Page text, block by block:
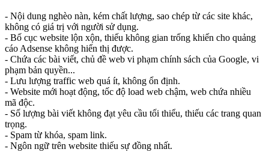
- Nội dung nghèo nàn, kém chất lượng, sao chép từ các site khác,
không có giá trị với người sử dụng.
- Bố cục website lộn xộn, thiếu không gian trống khiến cho quảng
cáo Adsense không hiển thị được.
- Chứa các bài viết, chủ đề web vi phạm chính sách của Google, vi
phạm bản quyền...
- Lưu lượng traffic web quá ít, không ổn định.
- Website mới hoạt động, tốc độ load web chậm, web chứa nhiều
mã độc.
- Số lượng bài viết không đạt yêu cầu tối thiểu, thiếu các trang quan
trọng.
- Spam từ khóa, spam link.
- Ngôn ngữ trên website thiếu sự đồng nhất.